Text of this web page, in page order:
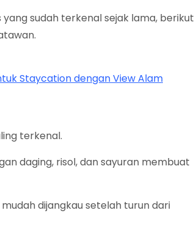
sudah terkenal sejak lama, berikut
Staycation dengan View Alam
terkenal.
daging, risol, dan sayuran membuat
dijangkau setelah turun dari